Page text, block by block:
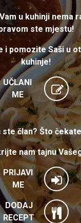
u kuhinji nema
ste mjestu!
i pomozite Saši u
kuhinje!
UČLANI
ME
ste član? Što
nam tajnu
PRIJAVI
ME
DODAJ
RECEPT